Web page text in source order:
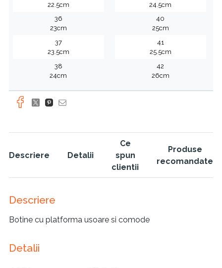
22.5cm
36
23cm
37
23.5cm
38
24cm
24.5cm
40
25cm
41
25.5cm
42
26cm
Descriere Detalii
Ce
spun
clientii
Produse
recomandate
Descriere
Botine cu platforma usoare si comode
Detalii